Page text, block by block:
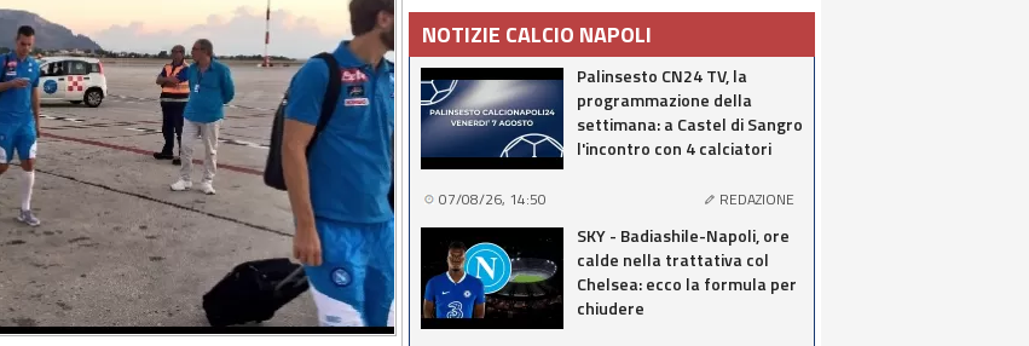
NOTIZIE CALCIO NAPOLI
Palinsesto CN24 TV, la
programmazione della
settimana: a Castel di Sangro
l'incontro con 4 calciatori
07/08/26, 14:50 REDAZIONE
SKY - Badiashile-Napoli, ore
calde nella trattativa col
Chelsea: ecco la formula per
chiudere